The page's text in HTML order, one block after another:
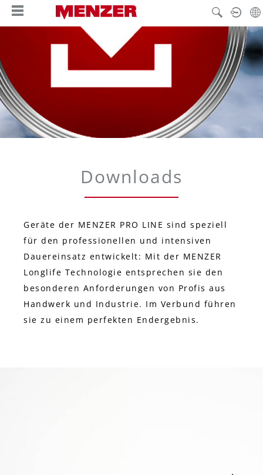
Downloads
Geräte der MENZER PRO LINE sind speziell
für den professionellen und intensiven
Dauereinsatz entwickelt: Mit der MENZER
Longlife Technologie entsprechen sie den
besonderen Anforderungen von Profis aus
Handwerk und Industrie. Im Verbund führen
sie zu einem perfekten Endergebnis.